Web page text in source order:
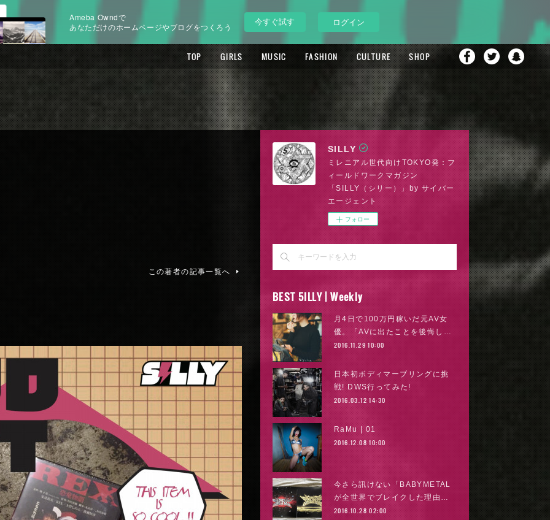
Ameba Owndで
あなただけのホームページやブログをつくろう
今すぐ試す ログイン
TOP GIRLS MUSIC FASHION CULTURE SHOP
この著者の記事一覧へ
SILLY
ミレニアル世代向けTOKYO発：フ
ィールドワークマガジン
「SILLY（シリー）」by サイバー
エージェント
フォロー
BEST 5ILLY | Weekly
月4日で100万円稼いだ元AV女
優。「AVに出たことを後悔し…
2016.11.29 10:00
日本初ボディマーブリングに挑
戦! DWS行ってみた!
2016.03.12 14:30
RaMu | 01
2016.12.08 10:00
今さら訊けない「BABYMETAL
が全世界でブレイクした理由…
2016.10.28 02:00